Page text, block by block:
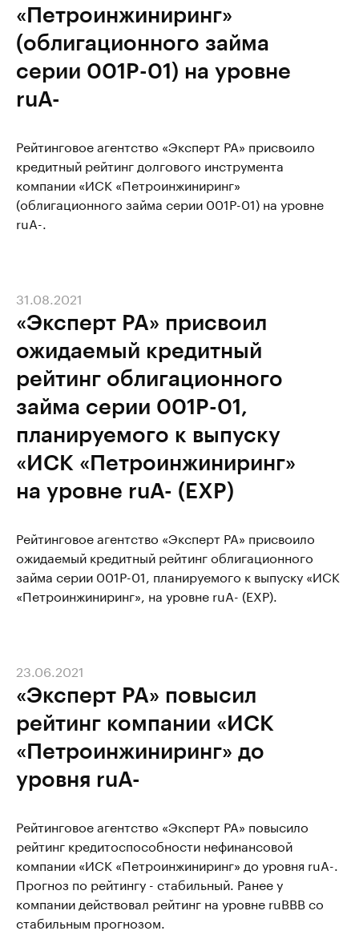
«Петроинжиниринг»
(облигационного займа
серии 001P-01) на уровне
ruA-
Рейтинговое агентство «Эксперт РА» присвоило
кредитный рейтинг долгового инструмента
компании «ИСК «Петроинжиниринг»
(облигационного займа серии 001P-01) на уровне
ruA-.
«Эксперт РА» присвоил
ожидаемый кредитный
рейтинг облигационного
займа серии 001P-01,
планируемого к выпуску
«ИСК «Петроинжиниринг»
на уровне ruA- (EXP)
31.08.2021
Рейтинговое агентство «Эксперт РА» присвоило
ожидаемый кредитный рейтинг облигационного
займа серии 001P-01, планируемого к выпуску «ИСК
«Петроинжиниринг», на уровне ruA- (EXP).
«Эксперт РА» повысил
рейтинг компании «ИСК
«Петроинжиниринг» до
уровня ruA-
23.06.2021
Рейтинговое агентство «Эксперт РА» повысило
рейтинг кредитоспособности нефинансовой
компании «ИСК «Петроинжиниринг» до уровня ruA-.
Прогноз по рейтингу - стабильный. Ранее у
компании действовал рейтинг на уровне ruBBB со
стабильным прогнозом.